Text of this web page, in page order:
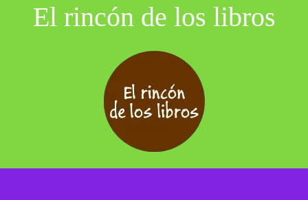
El rincón de los libros